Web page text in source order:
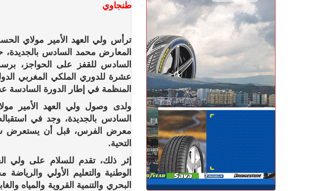
طنجاوي
المعارض محمد السادس بالجديدة،
السادس للقفز على الحواجز،
عشرة للدوري الملكي المغربي
المنظمة في إطار الدورة
ولدى وصول ولي العهد الأمير
السادس بالجديدة، وجد في
معرض الفرس، قبل أن يستعرض
التحية.
إثر ذلك، تقدم للسلام على ولي
الوطنية والتعليم الأولي
البحري والتنمية القروية والمياه